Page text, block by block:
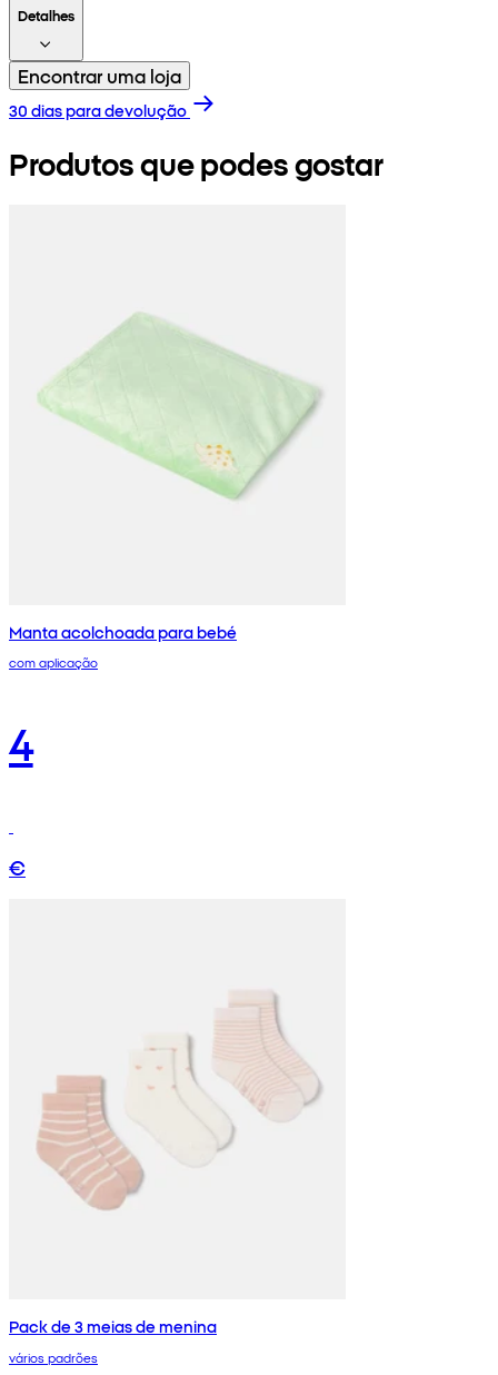
Detalhes
Encontrar uma loja
30 dias para devolução
Produtos que podes gostar
Manta acolchoada para bebé
com aplicação
4
€
Pack de 3 meias de menina
vários padrões